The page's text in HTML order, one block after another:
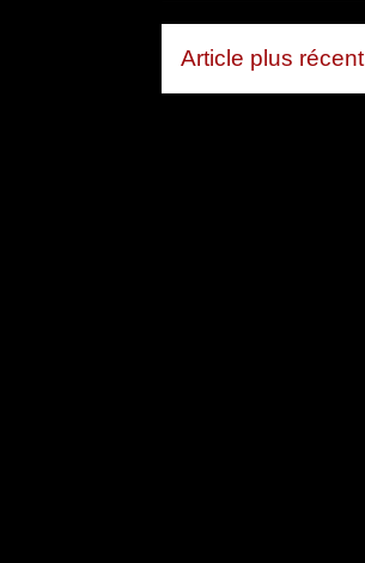
Article plus récent